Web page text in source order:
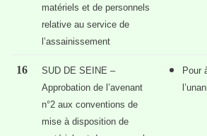
matériels et de personnels
relative au service de
l’assainissement
16
SUD DE SEINE –
Approbation de l’avenant
n°2 aux conventions de
mise à disposition de
Pour